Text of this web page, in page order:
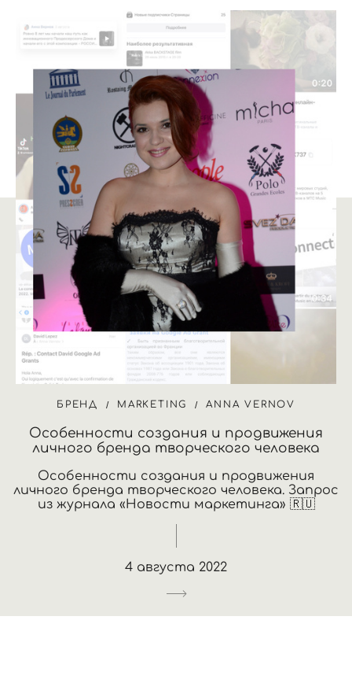
БРЕНД MARKETING ANNA VERNOV
Особенности создания и продвижения
личного бренда творческого человека
Особенности создания и продвижения
личного бренда творческого человека. Запрос
из журнала «Новости маркетинга» 🇷🇺
4 августа 2022